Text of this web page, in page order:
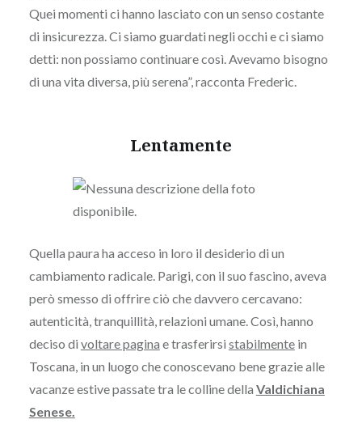
Quei momenti ci hanno lasciato con un senso costante
di insicurezza. Ci siamo guardati negli occhi e ci siamo
detti: non possiamo continuare così. Avevamo bisogno
di una vita diversa, più serena”, racconta Frederic.
Lentamente
Quella paura ha acceso in loro il desiderio di un
cambiamento radicale. Parigi, con il suo fascino, aveva
però smesso di offrire ciò che davvero cercavano:
autenticità, tranquillità, relazioni umane. Così, hanno
deciso di voltare pagina e trasferirsi stabilmentein
Toscana, in un luogo che conoscevano bene grazie alle
vacanze estive passate tra le colline della Valdichiana
Senese.